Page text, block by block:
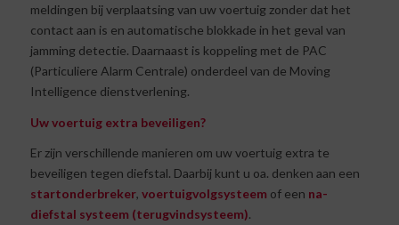
meldingen bij verplaatsing van uw voertuig zonder dat het
contact aan is en automatische blokkade in het geval van
jamming detectie. Daarnaast is koppeling met de PAC
(Particuliere Alarm Centrale) onderdeel van de Moving
Intelligence dienstverlening.
Uw voertuig extra beveiligen?
Er zijn verschillende manieren om uw voertuig extra te
beveiligen tegen diefstal. Daarbij kunt u oa. denken aan een
startonderbreker, voertuigvolgsysteem of een na-
diefstal systeem (terugvindsysteem).